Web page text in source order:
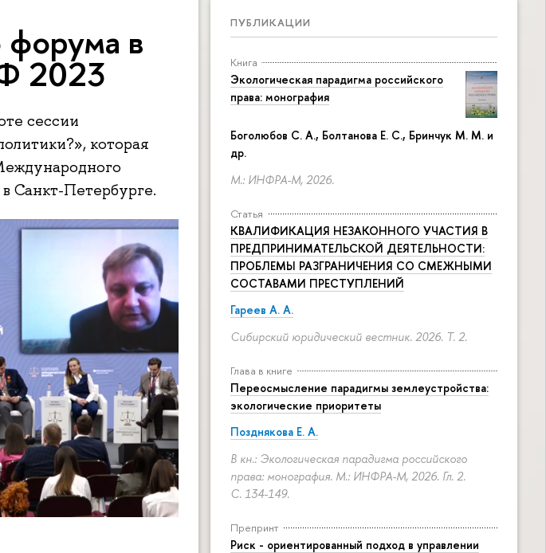
ПУБЛИКАЦИИ
Книга
Экологическая парадигма российского
права: монография
Боголюбов С. А., Болтанова Е. С., Бринчук М. М. и
др.
М.: ИНФРА-М, 2026.
Статья
КВАЛИФИКАЦИЯ НЕЗАКОННОГО УЧАСТИЯ В
ПРЕДПРИНИМАТЕЛЬСКОЙ ДЕЯТЕЛЬНОСТИ:
ПРОБЛЕМЫ РАЗГРАНИЧЕНИЯ СО СМЕЖНЫМИ
СОСТАВАМИ ПРЕСТУПЛЕНИЙ
Гареев А. А.
Сибирский юридический вестник. 2026. Т. 2.
Глава в книге
Переосмысление парадигмы землеустройства:
экологические приоритеты
Позднякова Е. А.
В кн.: Экологическая парадигма российского
права: монография. М.: ИНФРА-М, 2026. Гл. 2.
С. 134-149.
Препринт
Риск - ориентированный подход в управлении
в
2023
сессии
которая
Санкт-Петербурге.